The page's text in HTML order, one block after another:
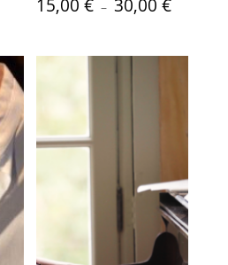
15,00€ – 30,00€